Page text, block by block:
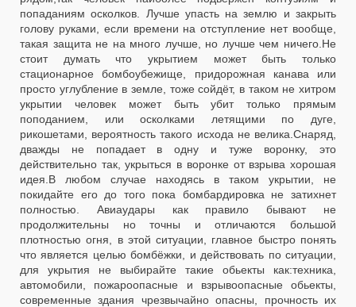
попаданиям осколков. Лучше упасть на землю и закрыть
голову руками, если времени на отступление нет вообще,
такая защита не на много лучше, но лучше чем ничего.Не
стоит думать что укрытием может быть только
стационарное бомбоубежище, придорожная канава или
просто углубление в земле, тоже сойдёт, в таком не хитром
укрытии человек может быть убит только прямым
поподанием, или осколками летящими по дуге,
рикошетами, вероятность такого исхода не велика.Снаряд,
дважды не попадает в одну и туже воронку, это
действительно так, укрыться в воронке от взрыва хорошая
идея.В любом случае находясь в таком укрытии, не
покидайте его до того пока бомбардировка не затихнет
полностью. Авиаудары как правило бывают не
продолжительны но точны и отличаются большой
плотностью огня, в этой ситуации, главное быстро понять
что является целью бомбёжки, и действовать по ситуации,
для укрытия не выбирайте такие обьекты как:техника,
автомобили, пожароопасные и взрывоопасные обьекты,
современные здания чрезвычайно опасны, прочность их